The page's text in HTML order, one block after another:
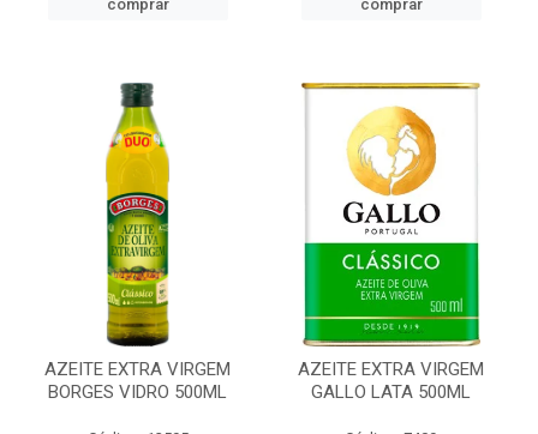
comprar
comprar
AZEITE EXTRA VIRGEM
BORGES VIDRO 500ML
AZEITE EXTRA VIRGEM
GALLO LATA 500ML